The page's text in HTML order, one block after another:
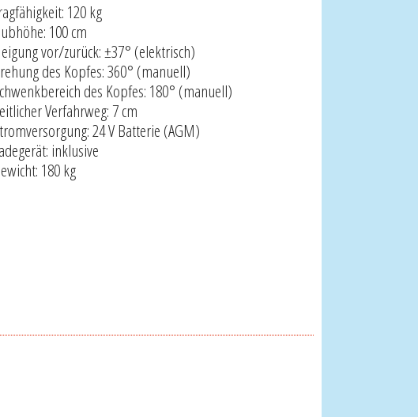
120 kg
100 cm
vor/zurück: ±37° (elektrisch)
des Kopfes: 360° (manuell)
des Kopfes: 180° (manuell)
Verfahrweg: 7 cm
24 V Batterie (AGM)
inklusive
180 kg